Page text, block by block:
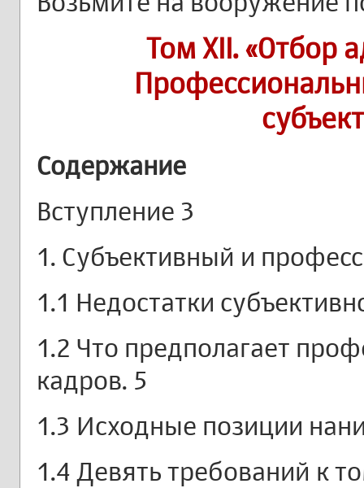
Том XII. «Отбор
Содержание
Вступление 3
1. Субъективный и
1.1 Недостатки
1.2 Что предполагает
кадров. 5
1.3 Исходные позиции
1.4 Девять требований к